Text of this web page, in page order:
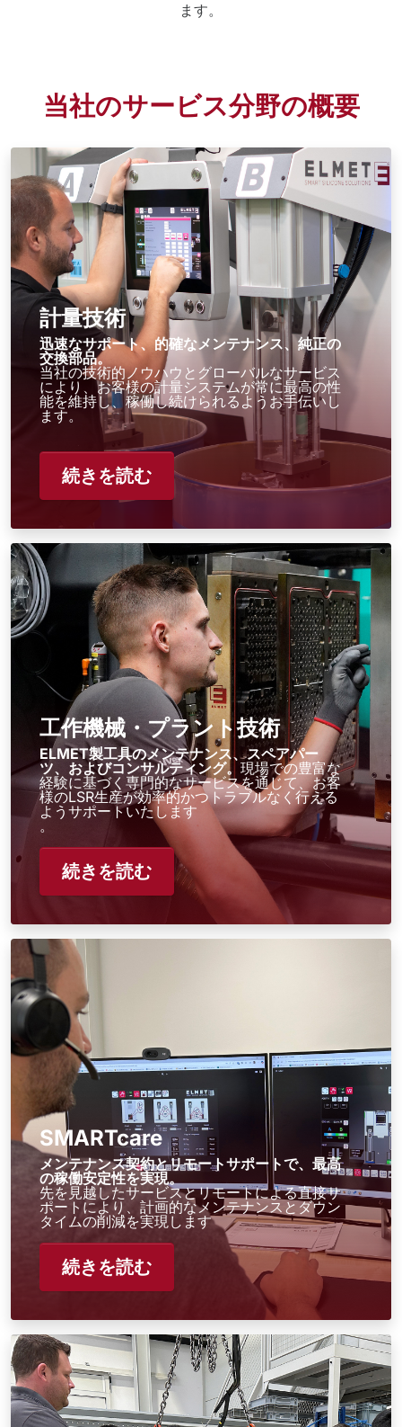
ます。
当社のサービス分野の概要
計量技術
迅速なサポート、的確なメンテナンス、純正の
交換部品。
当社の技術的ノウハウとグローバルなサービス
により、お客様の計量システムが常に最高の性
能を維持し、稼働し続けられるようお手伝いし
ます。
続きを読む
工作機械・プラント技術
ELMET製工具のメンテナンス、スペアパー
ツ、およびコンサルティング。 現場での豊富な
経験に基づく専門的なサービスを通じて、お客
様のLSR生産が効率的かつトラブルなく行える
ようサポートいたします
。
続きを読む
SMARTcare
メンテナンス契約とリモートサポートで、最高
の稼働安定性を実現。
先を見越したサービスとリモートによる直接サ
ポートにより、計画的なメンテナンスとダウン
タイムの削減を実現します
続きを読む